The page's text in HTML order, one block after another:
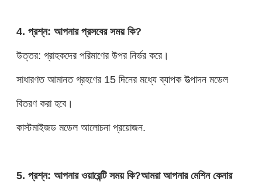
4. প্রশ্ন: আপনার প্রসবের সময় কি?
উত্তর: গ্রাহকদের পরিমাণের উপর নির্ভর করে।
সাধারণত আমানত গ্রহণের 15 দিনের মধ্যে ব্যাপক উত্পাদন মডেল
বিতরণ করা হবে।
কাস্টমাইজড মডেল আলোচনা প্রয়োজন.
5. প্রশ্ন: আপনার ওয়ারেন্টি সময় কি?আমরা আপনার মেশিন কেনার